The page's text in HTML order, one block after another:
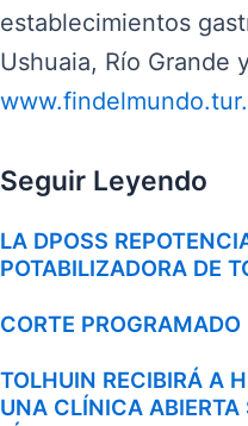
establecimientos
Ushuaia, Río Grande
Seguir Leyendo
LA DPOSS
POTABILIZADORA DE
CORTE
TOLHUIN RECIBIRÁ A
UNA CLÍNICA ABIERTA